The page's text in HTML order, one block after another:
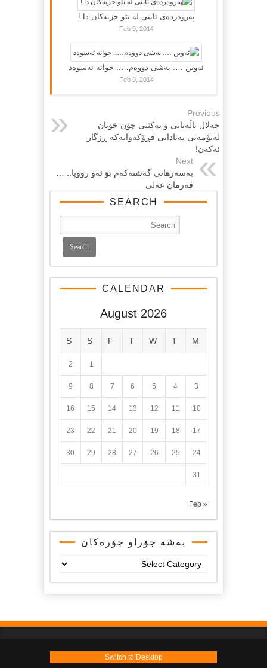
پەروەردەی ئاینی لە نێو حزبەکان دا !
Feb 9, 2014
ئەوین …. بەشی دووەم….. جوانە ئەسوەد
Feb 9, 2014
Previous
جه‌لال تاڵه‌بانی و یه‌کێتی چۆن خۆیان
له‌تۆمه‌تی په‌نادانی فڕۆکه‌وانه‌که‌ ڕزگار
ئه‌که‌ن!
Next
بەسەرهاتى گەشتەكەم بوَ ئەو رووپا.. …
فەرمان عەلى
SEARCH
CALENDAR
August 2026
M
T
W
T
F
S
S
1
2
3
4
5
6
7
8
9
10
11
12
13
14
15
16
17
18
19
20
21
22
23
24
25
26
27
28
29
30
31
« Feb
بەشە جۆراو جۆرەکان
جۆرەکان
Switch to Desktop